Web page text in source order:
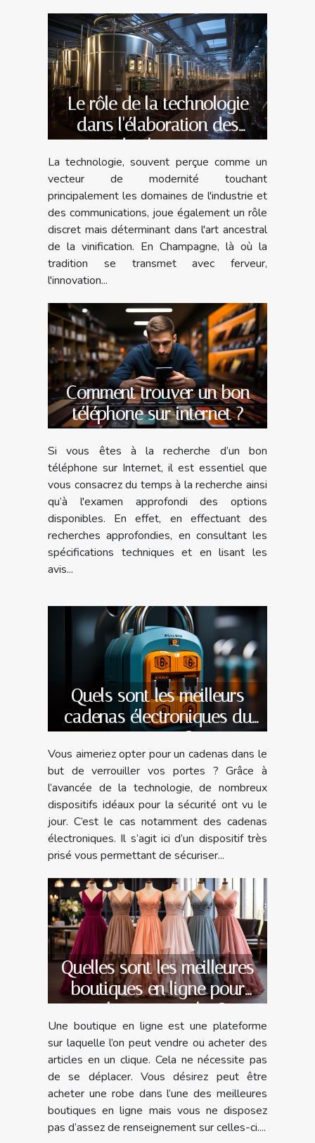
Le rôle de la technologie
dans l'élaboration des
grands champagnes
La technologie, souvent perçue comme un
vecteur de modernité touchant
principalement les domaines de l'industrie et
des communications, joue également un rôle
discret mais déterminant dans l'art ancestral
de la vinification. En Champagne, là où la
tradition se transmet avec ferveur,
l'innovation...
Comment trouver un bon
téléphone sur internet ?
Si vous êtes à la recherche d’un bon
téléphone sur Internet, il est essentiel que
vous consacrez du temps à la recherche ainsi
qu’à l'examen approfondi des options
disponibles. En effet, en effectuant des
recherches approfondies, en consultant les
spécifications techniques et en lisant les
avis...
Quels sont les meilleurs
cadenas électroniques du
moment ?
Vous aimeriez opter pour un cadenas dans le
but de verrouiller vos portes ? Grâce à
l’avancée de la technologie, de nombreux
dispositifs idéaux pour la sécurité ont vu le
jour. C’est le cas notamment des cadenas
électroniques. Il s’agit ici d’un dispositif très
prisé vous permettant de sécuriser...
Quelles sont les meilleures
boutiques en ligne pour
acheter une robe ?
Une boutique en ligne est une plateforme
sur laquelle l’on peut vendre ou acheter des
articles en un clique. Cela ne nécessite pas
de se déplacer. Vous désirez peut être
acheter une robe dans l’une des meilleures
boutiques en ligne mais vous ne disposez
pas d’assez de renseignement sur celles-ci....